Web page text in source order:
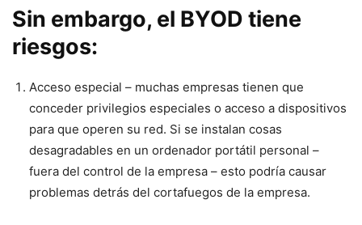
Sin embargo, el BYOD tiene
riesgos:
Acceso especial – muchas empresas tienen que
conceder privilegios especiales o acceso a dispositivos
para que operen su red. Si se instalan cosas
desagradables en un ordenador portátil personal –
fuera del control de la empresa – esto podría causar
problemas detrás del cortafuegos de la empresa.